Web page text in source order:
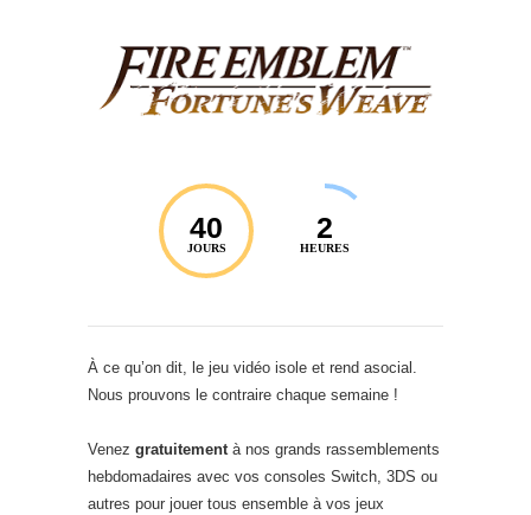
40
JOURS
2
HEURES
À ce qu’on dit, le jeu vidéo isole et rend asocial.
Nous prouvons le contraire chaque semaine !
Venez gratuitementà nos grands rassemblements
hebdomadaires avec vos consoles Switch, 3DS ou
autres pour jouer tous ensemble à vos jeux